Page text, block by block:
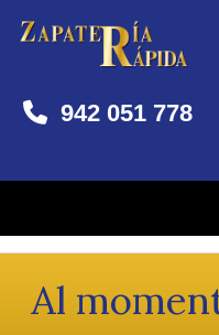
942 051 778
Al